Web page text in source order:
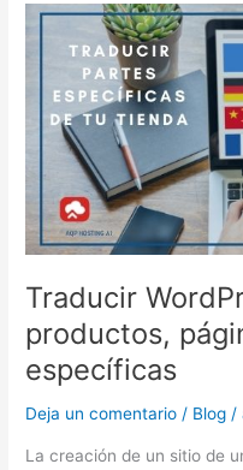
Traducir
productos,
específicas
Deja un comentario / Blog /
La creación de un sitio de
Traducir
WordPress
incluir
productos,
páginas
entradas
específicas